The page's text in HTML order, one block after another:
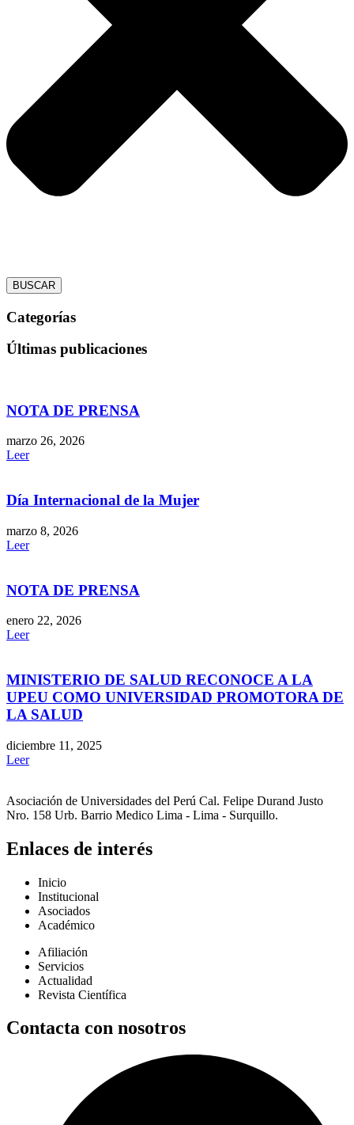
BUSCAR
Categorías
Últimas publicaciones
NOTA DE PRENSA
marzo 26, 2026
Leer
Día Internacional de la Mujer
marzo 8, 2026
Leer
NOTA DE PRENSA
enero 22, 2026
Leer
MINISTERIO DE SALUD RECONOCE A LA
UPEU COMO UNIVERSIDAD PROMOTORA DE
LA SALUD
diciembre 11, 2025
Leer
Asociación de Universidades del Perú Cal. Felipe Durand Justo
Nro. 158 Urb. Barrio Medico Lima - Lima - Surquillo.
Enlaces de interés
Inicio
Institucional
Asociados
Académico
Afiliación
Servicios
Actualidad
Revista Científica
Contacta con nosotros